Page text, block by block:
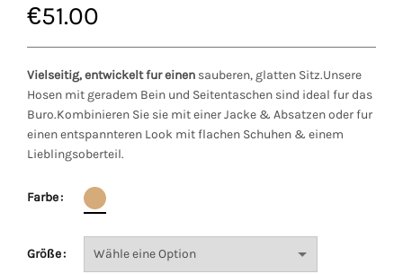
€51.00
Vielseitig, entwickelt fur einen sauberen, glatten Sitz.Unsere
Hosen mit geradem Bein und Seitentaschen sind ideal fur das
Buro.Kombinieren Sie sie mit einer Jacke & Absatzen oder fur
einen entspannteren Look mit flachen Schuhen & einem
Lieblingsoberteil.
Farbe
Größe